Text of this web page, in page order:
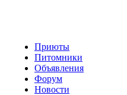
Приюты
Питомники
Объявления
Форум
Новости